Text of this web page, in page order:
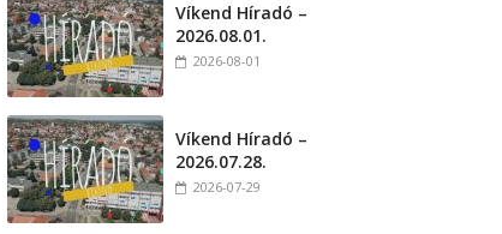
Víkend Híradó –
2026.08.01.
2026-08-01
Víkend Híradó –
2026.07.28.
2026-07-29